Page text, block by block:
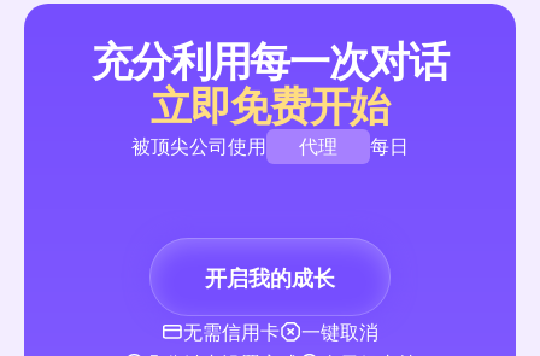
UGC内容：2026年营销人员扩大用户参与的完整自动
自动化优先初学者指南，提供即用型评论→DM流程、管理和权
评论与私信自动化
充分利用每一次对话
立即免费开始
被顶尖公司使用
代理
创作者
代理 每日
开启我的成长
无需信用卡
一键取消